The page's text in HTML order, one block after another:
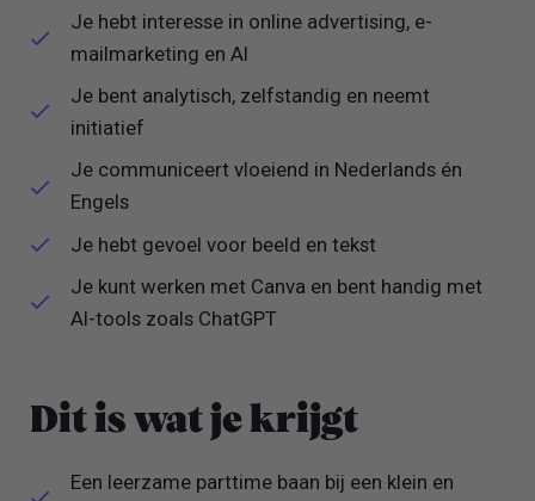
Je hebt interesse in online advertising, e-
mailmarketing en AI
Je bent analytisch, zelfstandig en neemt
initiatief
Je communiceert vloeiend in Nederlands én
Engels
Je hebt gevoel voor beeld en tekst
Je kunt werken met Canva en bent handig met
AI-tools zoals ChatGPT
Dit is wat je krijgt
Een leerzame parttime baan bij een klein en